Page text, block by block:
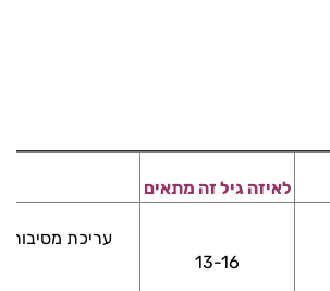
לאיזה גיל זה מתאים
13-16
עריכת מסיבות